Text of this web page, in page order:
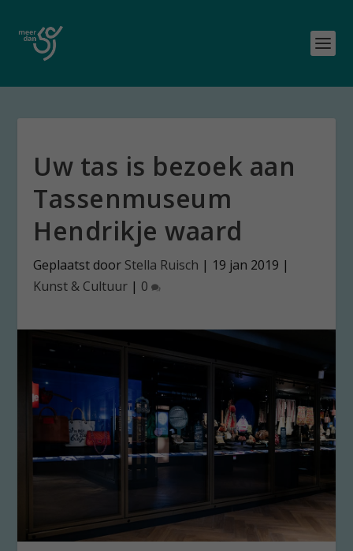
Uw tas is bezoek aan
Tassenmuseum
Hendrikje waard
Geplaatst door Stella Ruisch | 19 jan 2019 |
Kunst & Cultuur | 0